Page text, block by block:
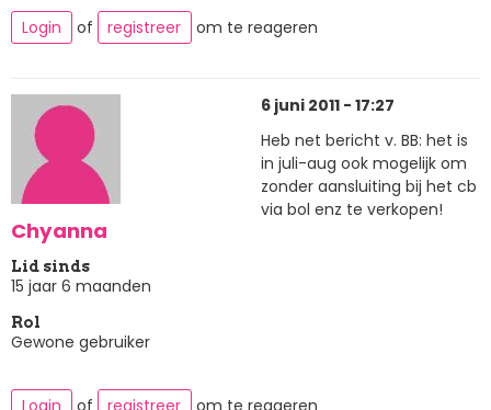
Login
of registreer om te reageren
Chyanna
Lid sinds
15 jaar 6 maanden
Rol
Gewone gebruiker
6 juni 2011 - 17:27
Heb net bericht v. BB: het is
in juli-aug ook mogelijk om
zonder aansluiting bij het cb
via bol enz te verkopen!
Login of registreer om te reageren